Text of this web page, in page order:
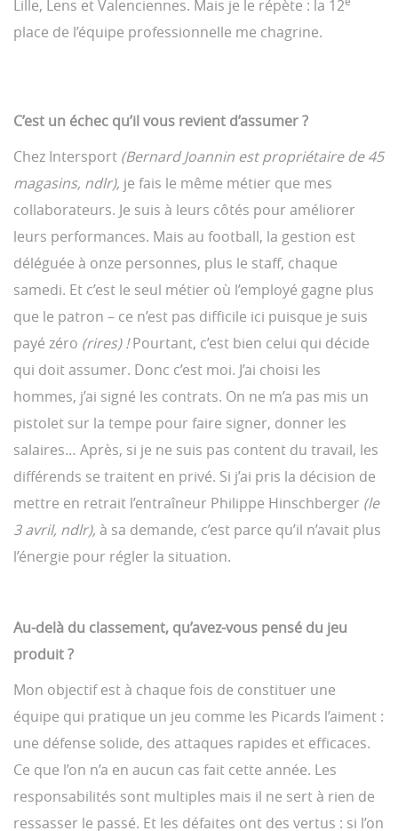
Lille, Lens et Valenciennes. Mais je le répète : la 12
place de l’équipe professionnelle me chagrine.
C’est un échec qu’il vous revient d’assumer ?
Chez Intersport (Bernard Joannin est propriétaire de 45
magasins, ndlr), je fais le même métier que mes
collaborateurs. Je suis à leurs côtés pour améliorer
leurs performances. Mais au football, la gestion est
déléguée à onze personnes, plus le staff, chaque
samedi. Et c’est le seul métier où l’employé gagne plus
que le patron – ce n’est pas difficile ici puisque je suis
payé zéro (rires) !Pourtant, c’est bien celui qui décide
qui doit assumer. Donc c’est moi. J’ai choisi les
hommes, j’ai signé les contrats. On ne m’a pas mis un
pistolet sur la tempe pour faire signer, donner les
salaires… Après, si je ne suis pas content du travail, les
différends se traitent en privé. Si j’ai pris la décision de
mettre en retrait l’entraîneur Philippe Hinschberger (le
3 avril, ndlr), à sa demande, c’est parce qu’il n’avait plus
l’énergie pour régler la situation.
Au-delà du classement, qu’avez-vous pensé du jeu
produit ?
Mon objectif est à chaque fois de constituer une
équipe qui pratique un jeu comme les Picards l’aiment :
une défense solide, des attaques rapides et efficaces.
Ce que l’on n’a en aucun cas fait cette année. Les
responsabilités sont multiples mais il ne sert à rien de
ressasser le passé. Et les défaites ont des vertus : si l’on